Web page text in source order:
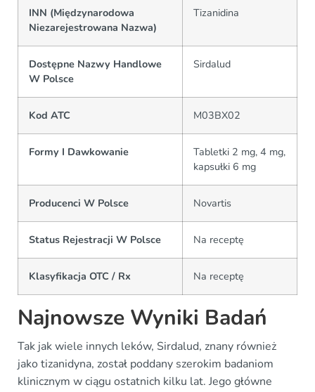
INN (Międzynarodowa
Niezarejestrowana Nazwa)
Tizanidina
Dostępne Nazwy Handlowe
W Polsce
Sirdalud
Kod ATC M03BX02
Formy I Dawkowanie
Tabletki 2 mg, 4 mg,
kapsułki 6 mg
Producenci W Polsce Novartis
Status Rejestracji W Polsce Na receptę
Klasyfikacja OTC / Rx Na receptę
Najnowsze Wyniki Badań
Tak jak wiele innych leków, Sirdalud, znany również
jako tizanidyna, został poddany szerokim badaniom
klinicznym w ciągu ostatnich kilku lat. Jego główne